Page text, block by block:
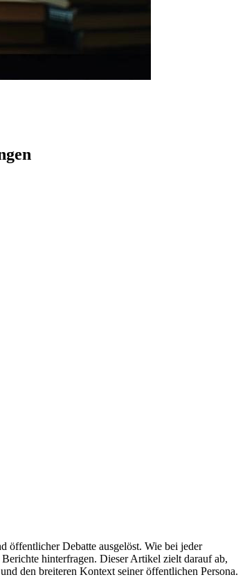
Debatte ausgelöst. Wie bei jeder
hinterfragen. Dieser Artikel zielt darauf ab,
den breiteren Kontext seiner öffentlichen Persona.